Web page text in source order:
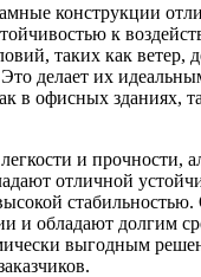
конструкции
к
таких как ветер,
делает их
в офисных зданиях,
легкости и
отличной
и обладают долгим
выгодным